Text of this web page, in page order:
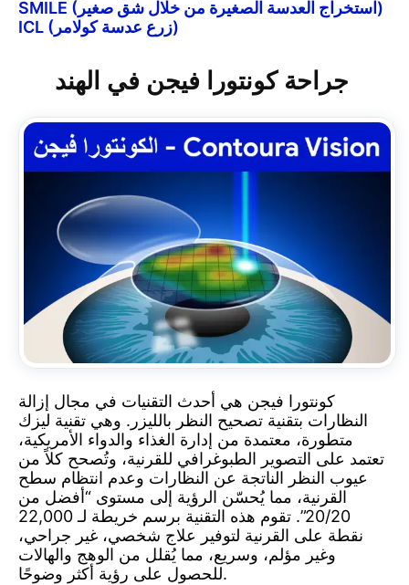
SMILE (استخراج العدسة الصغيرة من خلال شق صغير)
ICL (زرع عدسة كولامر)
جراحة كونتورا فيجن في الهند
كونتورا فيجن هي أحدث التقنيات في مجال إزالة
النظارات بتقنية تصحيح النظر بالليزر. وهي تقنية ليزك
متطورة، معتمدة من إدارة الغذاء والدواء الأمريكية،
تعتمد على التصوير الطبوغرافي للقرنية، وتُصحح كلاً من
عيوب النظر الناتجة عن النظارات وعدم انتظام سطح
القرنية، مما يُحسّن الرؤية إلى مستوى “أفضل من
20/20”. تقوم هذه التقنية برسم خريطة لـ 22,000
نقطة على القرنية لتوفير علاج شخصي، غير جراحي،
وغير مؤلم، وسريع، مما يُقلل من الوهج والهالات
للحصول على رؤية أكثر وضوحًا.